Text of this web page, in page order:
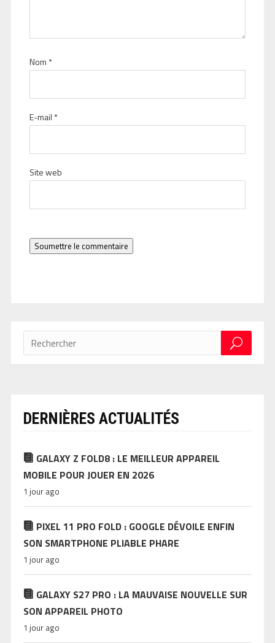
Nom *
E-mail *
Site web
Soumettre le commentaire
DERNIÈRES ACTUALITÉS
GALAXY Z FOLD8 : LE MEILLEUR APPAREIL
MOBILE POUR JOUER EN 2026
1 jour ago
PIXEL 11 PRO FOLD : GOOGLE DÉVOILE ENFIN
SON SMARTPHONE PLIABLE PHARE
1 jour ago
GALAXY S27 PRO : LA MAUVAISE NOUVELLE SUR
SON APPAREIL PHOTO
1 jour ago